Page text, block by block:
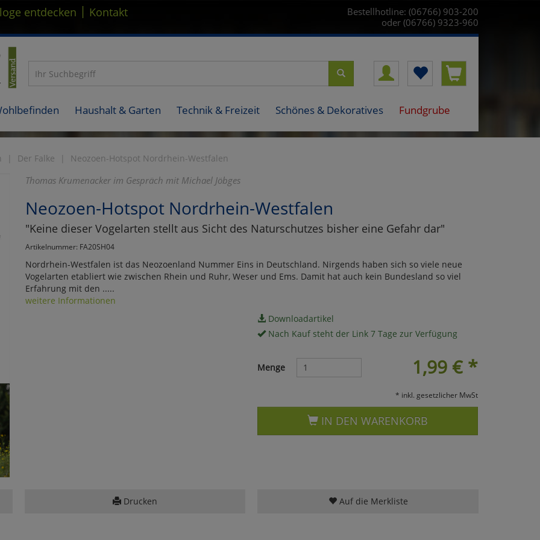
entdecken | Kontakt
Bestellhotline: (06766) 903-200
oder (06766) 9323-960
Haushalt & Garten Technik & Freizeit Schönes & Dekoratives Fundgrube
Der Falke Neozoen-Hotspot Nordrhein-Westfalen
Thomas Krumenacker im Gespräch mit Michael Jöbges
Neozoen-Hotspot Nordrhein-Westfalen
"Keine dieser Vogelarten stellt aus Sicht des Naturschutzes bisher eine Gefahr dar"
Artikelnummer: FA20SH04
Nordrhein-Westfalen ist das Neozoenland Nummer Eins in Deutschland. Nirgends haben sich so viele neue
Vogelarten etabliert wie zwischen Rhein und Ruhr, Weser und Ems. Damit hat auch kein Bundesland so viel
Erfahrung mit den .....
weitere Informationen
Downloadartikel
Nach Kauf steht der Link 7 Tage zur Verfügung
1,99 €*
Menge
* inkl. gesetzlicher MwSt
IN DEN WARENKORB
Drucken Auf die Merkliste